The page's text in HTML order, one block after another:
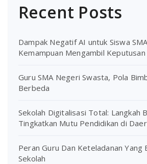
Recent Posts
Dampak Negatif AI untuk Siswa
Kemampuan Mengambil Keputusan
Guru SMA Negeri Swasta, Pola
Berbeda
Sekolah Digitalisasi Total: Langkah
Tingkatkan Mutu Pendidikan di
Peran Guru Dan Keteladanan Yang
Sekolah